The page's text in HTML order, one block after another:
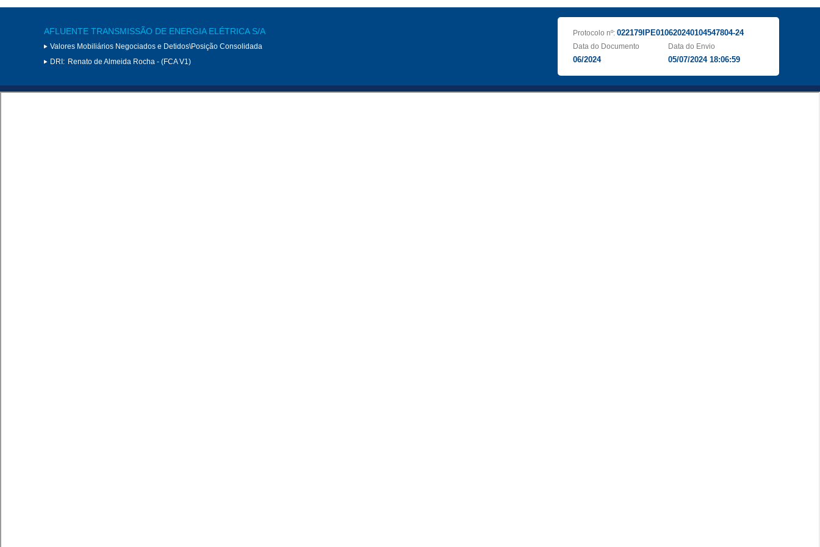
AFLUENTE TRANSMISSÃO DE ENERGIA ELÉTRICA S/A
Valores Mobiliários Negociados e Detidos\Posição Consolidada
DRI: Renato de Almeida Rocha - (FCA V1)
Protocolo nº: 022179IPE010620240104547804-24
Data do Documento
06/2024
Data do Envio
05/07/2024 18:06:59